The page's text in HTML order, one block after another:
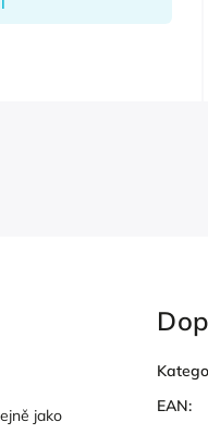
jako
EAN: